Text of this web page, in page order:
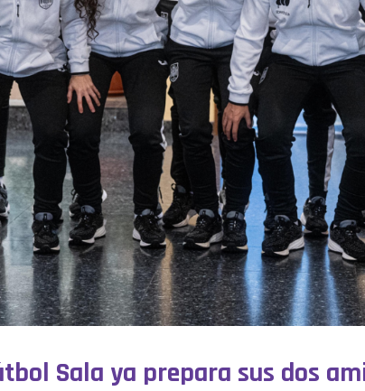
Sala ya prepara sus dos